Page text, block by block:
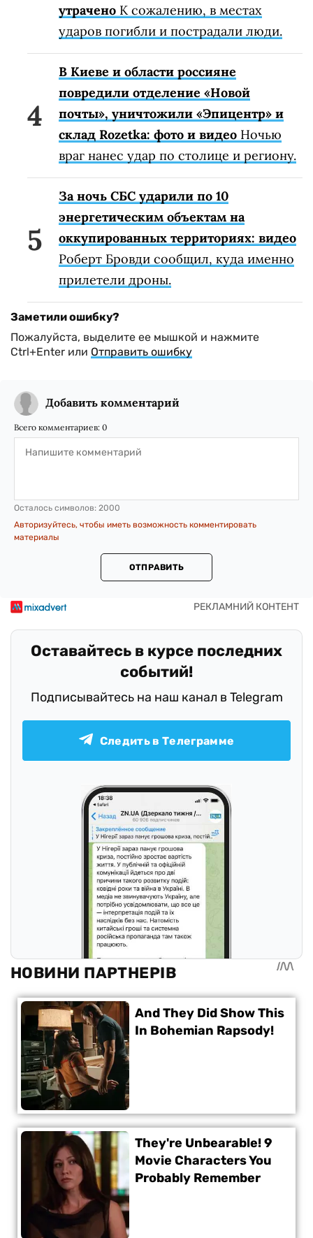
утрачено К сожалению, в местах
ударов погибли и пострадали люди.
В Киеве и области россияне
повредили отделение «Новой
почты», уничтожили «Эпицентр» и
склад Rozetka: фото и видео Ночью
враг нанес удар по столице и региону.
За ночь СБС ударили по 10
энергетическим объектам на
оккупированных территориях: видео
Роберт Бровди сообщил, куда именно
прилетели дроны.
Заметили ошибку?
Пожалуйста, выделите ее мышкой и нажмите
Ctrl+Enter или Отправить ошибку
Добавить комментарий
Всего комментариев: 0
Осталось символов: 2000
Авторизуйтесь, чтобы иметь возможность комментировать
материалы
ОТПРАВИТЬ
Оставайтесь в курсе последних
событий!
Подписывайтесь на наш канал в Telegram
Следить в Телеграмме